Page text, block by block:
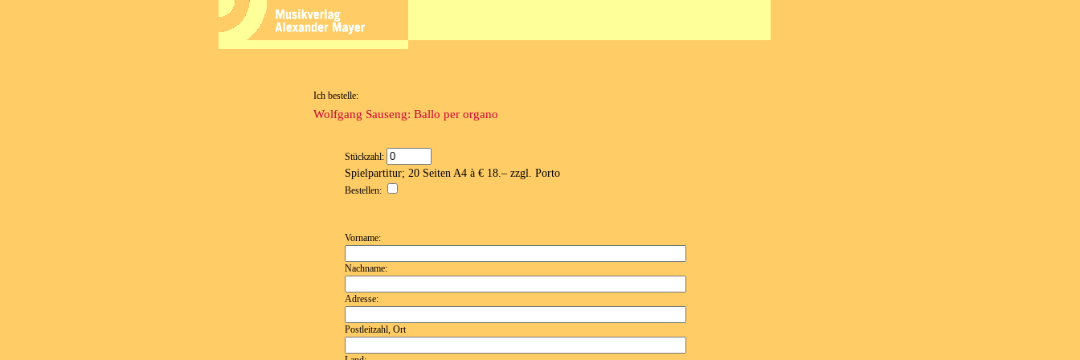
Ich bestelle:
Wolfgang Sauseng: Ballo per organo
Stückzahl:
Spielpartitur; 20 Seiten A4 à € 18.– zzgl. Porto
Bestellen:
Vorname:
Nachname:
Adresse:
Postleitzahl, Ort